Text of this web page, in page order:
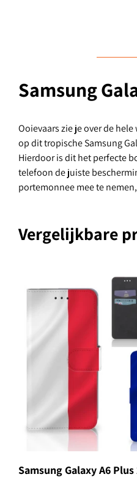
Samsung
Ooievaars zie je over de
op dit tropische Samsung
Hierdoor is dit het perfecte
telefoon de juiste
portemonnee mee te
Vergelijkbare
Samsung Galaxy A6 Plus